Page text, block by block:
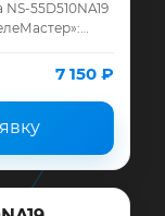
55D510NA19
до 12 мес…
7 150 ₽